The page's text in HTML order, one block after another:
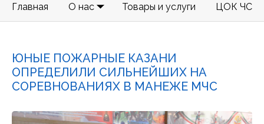
Главная О нас Товары и услуги ЦОК ЧС
ЮНЫЕ ПОЖАРНЫЕ КАЗАНИ
ОПРЕДЕЛИЛИ СИЛЬНЕЙШИХ НА
СОРЕВНОВАНИЯХ В МАНЕЖЕ МЧС